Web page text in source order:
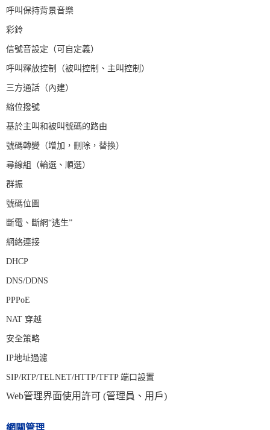
呼叫保持背景音樂
彩鈴
信號音設定（可自定義）
呼叫釋放控制（被叫控制、主叫控制）
三方通話（內建）
縮位撥號
基於主叫和被叫號碼的路由
號碼轉變（增加，刪除，替換）
尋線組（輪選、順選）
群振
號碼位圖
斷電、斷網“逃生”
網絡連接
DHCP
DNS/DDNS
PPPoE
NAT 穿越
安全策略
IP地址過濾
SIP/RTP/TELNET/HTTP/TFTP 端口設置
Web管理界面使用許可 (管理員、用戶)
網關管理